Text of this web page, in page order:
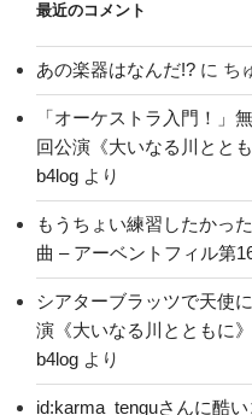
最近のコメント
あの楽器はなんだ!? に ち
「オーケストラ入門！」
回公演《大いなる川とと
b4log より
もうちょい練習したかっ
曲 – アーベントフィル第
シアターブラッツで天使
演《大いなる川とともに
b4log より
id:karma_tenguさんに酷